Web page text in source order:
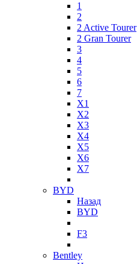
1
2
2 Active Tourer
2 Gran Tourer
3
4
5
6
7
X1
X2
X3
X4
X5
X6
X7
BYD
Назад
BYD
F3
Bentley